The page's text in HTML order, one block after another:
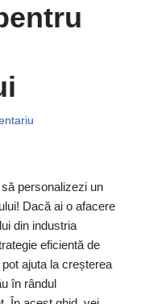
personalizezi un
Dacă ai o afacere
din industria
eficientă de
ajuta la creșterea
în rândul